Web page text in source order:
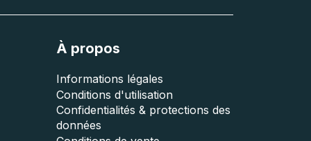
À propos
Informations légales
Conditions d'utilisation
Confidentialités & protections des
données